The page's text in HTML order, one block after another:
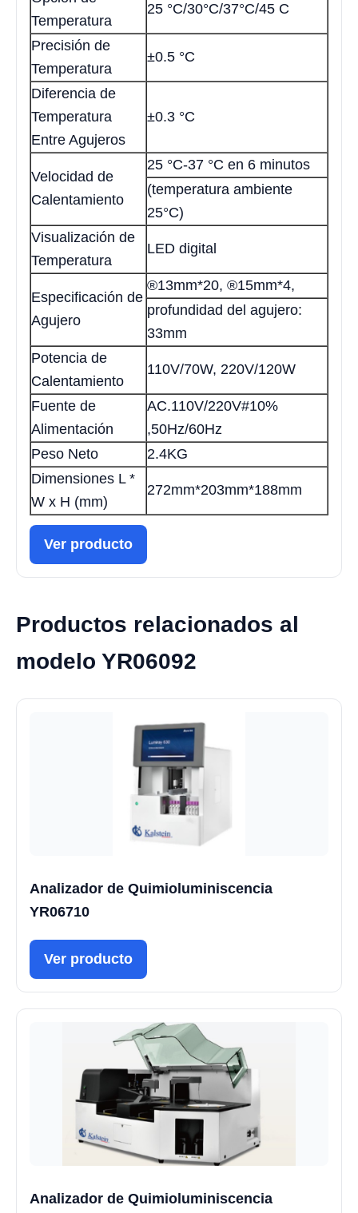
Temperatura
25 °C/30°C/37°C/45 C
Precisión de
Temperatura
±0.5 °C
Diferencia de
Temperatura
Entre Agujeros
±0.3 °C
Velocidad de
Calentamiento
25 °C-37 °C en 6 minutos
(temperatura ambiente
25°C)
Visualización de
Temperatura
LED digital
Especificación de
Agujero
®13mm*20, ®15mm*4,
profundidad del agujero:
33mm
Potencia de
Calentamiento
110V/70W, 220V/120W
Fuente de
Alimentación
AC.110V/220V#10%
,50Hz/60Hz
Peso Neto
2.4KG
Dimensiones L *
W x H (mm)
272mm*203mm*188mm
Ver producto
Productos relacionados al
modelo YR06092
Analizador de Quimioluminiscencia
YR06710
Ver producto
Analizador de Quimioluminiscencia